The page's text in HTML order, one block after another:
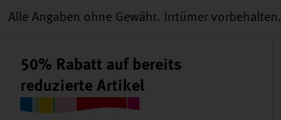
Alle Angaben ohne Gewähr. Irrtümer vorbehalten.
50% Rabatt auf bereits
reduzierte Artikel